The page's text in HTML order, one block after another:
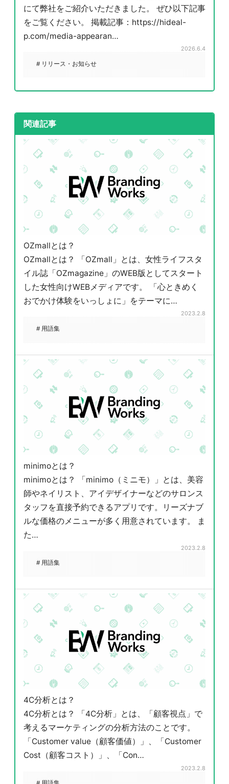
にて弊社をご紹介いただきました。 ぜひ以下記事
をご覧ください。 掲載記事：https://hideal-
p.com/media-appearan…
2026.6.4
# リリース・お知らせ
関連記事
OZmallとは？
OZmallとは？ 「OZmall」とは、女性ライフスタ
イル誌「OZmagazine」のWEB版としてスタート
した女性向けWEBメディアです。 「心ときめく
おでかけ体験をいっしょに」をテーマに…
2023.2.8
# 用語集
minimoとは？
minimoとは？ 「minimo（ミニモ）」とは、美容
師やネイリスト、アイデザイナーなどのサロンス
タッフを直接予約できるアプリです。リーズナブ
ルな価格のメニューが多く用意されています。 ま
た…
2023.2.8
# 用語集
4C分析とは？
4C分析とは？ 「4C分析」とは、「顧客視点」で
考えるマーケティングの分析方法のことです。
「Customer value（顧客価値）」、「Customer
Cost（顧客コスト）」、「Con…
2023.2.8